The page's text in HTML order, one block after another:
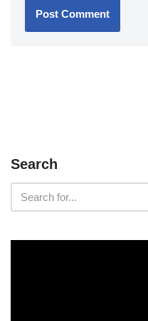
Search